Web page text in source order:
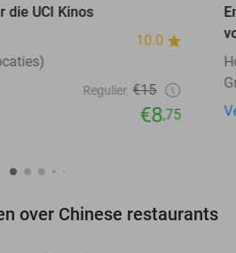
die UCI Kinos
10.0
Regulier €15
€8,75
over Chinese restaurants